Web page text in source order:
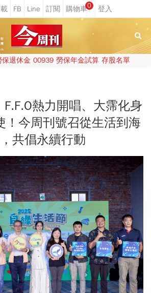
0
保退休金 00939 勞保年金試算 存股名單
熱力開唱、大霈化身
！今周刊號召從生活到海
共倡永續行動